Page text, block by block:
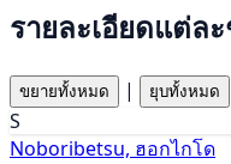
รายละเอียดแต่ล
ขยายทั้งหมด | ยุบทั้งหมด
S
Noboribetsu, ฮอกไกโด